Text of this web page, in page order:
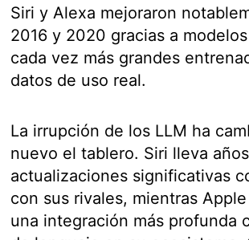
Siri y Alexa mejoraron
2016 y 2020 gracias a
cada vez más grandes
datos de uso real.
La irrupción de los LLM ha
nuevo el tablero. Siri lleva
actualizaciones significativas
con sus rivales, mientras
una integración más profunda